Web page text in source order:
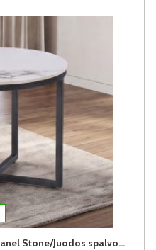
DOLLIS apvalus staliukas (Chanel Stone/Juodos spalvos kojos)